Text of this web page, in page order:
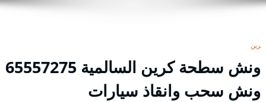
كرين
ونش سطحة كرين السالمية 65557275
ونش سحب وانقاذ سيارات